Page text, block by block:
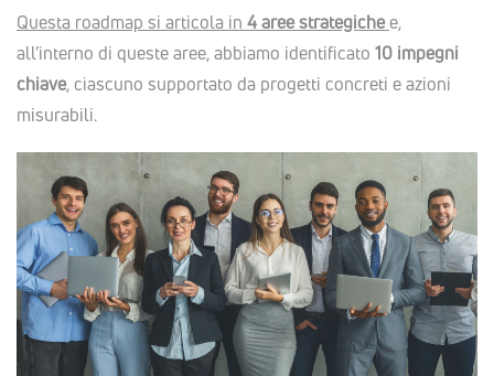
Questa roadmap si articola in 4 aree strategiche e,
all’interno di queste aree, abbiamo identificato 10 impegni
chiave, ciascuno supportato da progetti concreti e azioni
misurabili.